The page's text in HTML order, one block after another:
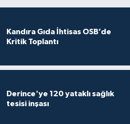
Kandıra Gıda İhtisas OSB’de
Kritik Toplantı
Derince'ye 120 yataklı sağlık
tesisi inşası